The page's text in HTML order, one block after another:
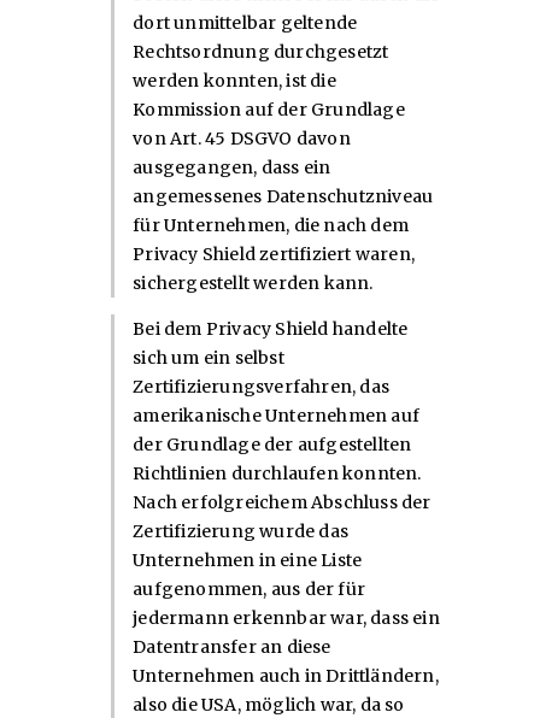
dort unmittelbar geltende
Rechtsordnung durchgesetzt
werden konnten, ist die
Kommission auf der Grundlage
von Art. 45 DSGVO davon
ausgegangen, dass ein
angemessenes Datenschutzniveau
für Unternehmen, die nach dem
Privacy Shield zertifiziert waren,
sichergestellt werden kann.
Bei dem Privacy Shield handelte
sich um ein selbst
Zertifizierungsverfahren, das
amerikanische Unternehmen auf
der Grundlage der aufgestellten
Richtlinien durchlaufen konnten.
Nach erfolgreichem Abschluss der
Zertifizierung wurde das
Unternehmen in eine Liste
aufgenommen, aus der für
jedermann erkennbar war, dass ein
Datentransfer an diese
Unternehmen auch in Drittländern,
also die USA, möglich war, da so